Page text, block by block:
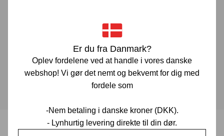
Er du fra Danmark?
Oplev fordelene ved at handle i vores danske
webshop! Vi gør det nemt og bekvemt for dig med
fordele som
-Nem betaling i danske kroner (DKK).
- Lynhurtig levering direkte til din dør.
muligt.